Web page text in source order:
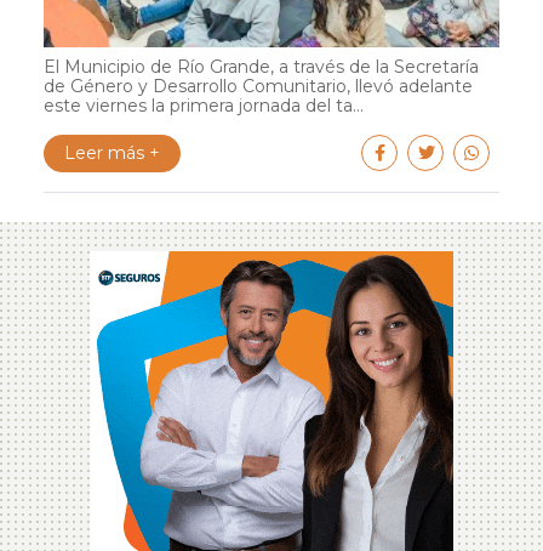
El Municipio de Río Grande, a través de la Secretaría
de Género y Desarrollo Comunitario, llevó adelante
este viernes la primera jornada del ta...
Leer más +